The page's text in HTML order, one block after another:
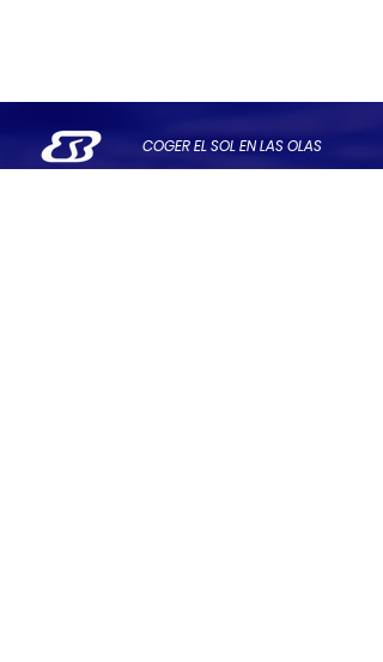
COGER EL SOL EN LAS OLAS